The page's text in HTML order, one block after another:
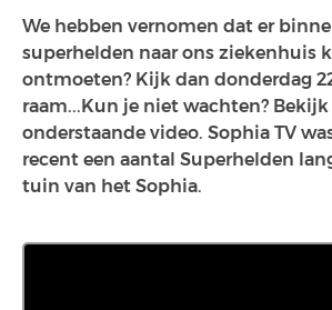
We hebben vernomen dat er
superhelden naar ons ziekenhuis
ontmoeten? Kijk dan donderdag
raam...Kun je niet wachten?
onderstaande video. Sophia TV
recent een aantal Superhelden
tuin van het Sophia.